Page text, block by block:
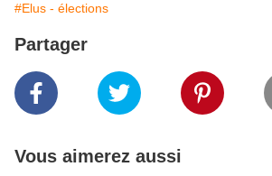
#Elus - élections
Partager
Vous aimerez aussi